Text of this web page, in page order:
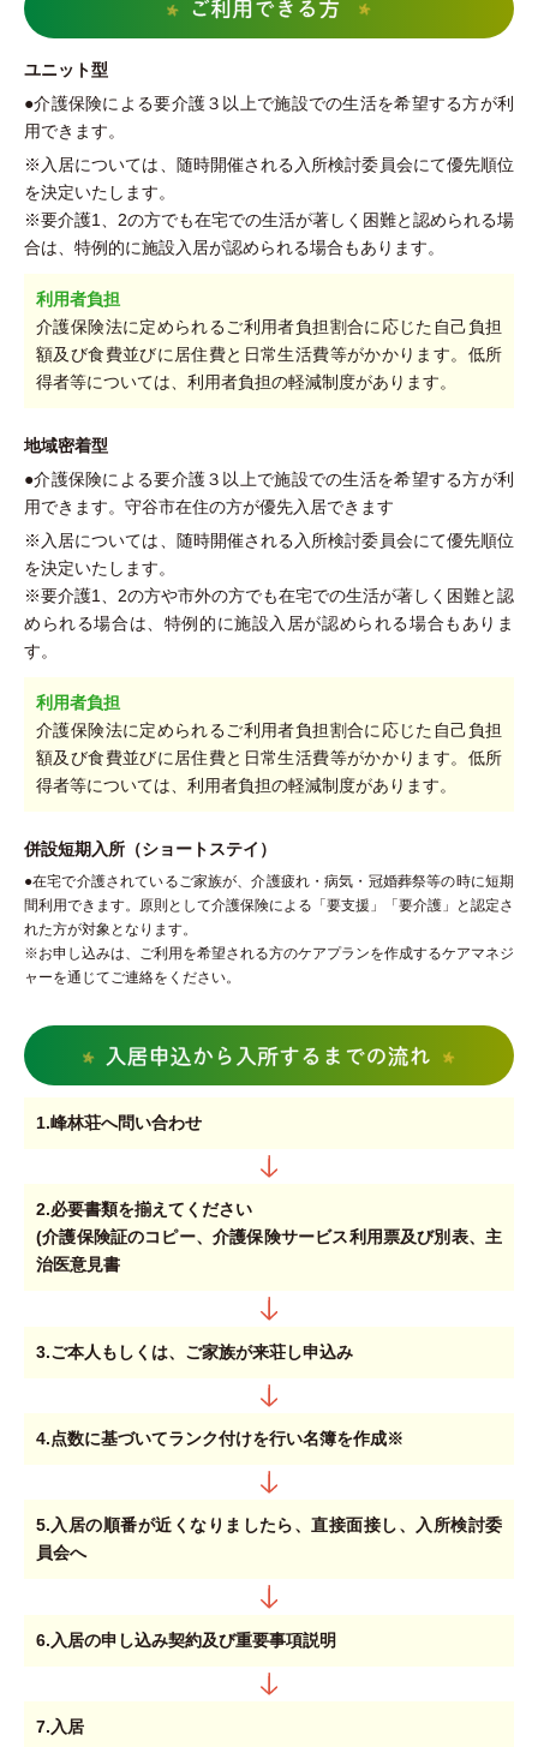
ユニット型
●介護保険による要介護３以上で施設での生活を希望する方が利
用できます。
※入居については、随時開催される入所検討委員会にて優先順位
を決定いたします。
※要介護1、2の方でも在宅での生活が著しく困難と認められる場
合は、特例的に施設入居が認められる場合もあります。
利用者負担
介護保険法に定められるご利用者負担割合に応じた自己負担
額及び食費並びに居住費と日常生活費等がかかります。低所
得者等については、利用者負担の軽減制度があります。
地域密着型
●介護保険による要介護３以上で施設での生活を希望する方が利
用できます。守谷市在住の方が優先入居できます
※入居については、随時開催される入所検討委員会にて優先順位
を決定いたします。
※要介護1、2の方や市外の方でも在宅での生活が著しく困難と認
められる場合は、特例的に施設入居が認められる場合もありま
す。
利用者負担
介護保険法に定められるご利用者負担割合に応じた自己負担
額及び食費並びに居住費と日常生活費等がかかります。低所
得者等については、利用者負担の軽減制度があります。
併設短期入所（ショートステイ）
●在宅で介護されているご家族が、介護疲れ・病気・冠婚葬祭等の時に短期
間利用できます。原則として介護保険による「要支援」「要介護」と認定さ
れた方が対象となります。
※お申し込みは、ご利用を希望される方のケアプランを作成するケアマネジ
ャーを通じてご連絡をください。
1.峰林荘へ問い合わせ
2.必要書類を揃えてください
(介護保険証のコピー、介護保険サービス利用票及び別表、主
治医意見書
3.ご本人もしくは、ご家族が来荘し申込み
4.点数に基づいてランク付けを行い名簿を作成※
5.入居の順番が近くなりましたら、直接面接し、入所検討委
員会へ
6.入居の申し込み契約及び重要事項説明
7.入居